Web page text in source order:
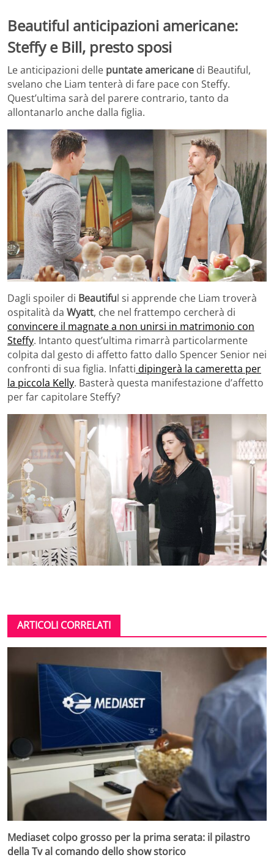
Beautiful anticipazioni americane:
Steffy e Bill, presto sposi
Le anticipazioni delle puntate americane di Beautiful,
svelano che Liam tenterà di fare pace con Steffy.
Quest’ultima sarà del parere contrario, tanto da
allontanarlo anche dalla figlia.
Dagli spoiler di Beautiful si apprende che Liam troverà
ospitalità da Wyatt, che nel frattempo cercherà di
convincere il magnate a non unirsi in matrimonio con
Steffy. Intanto quest’ultima rimarrà particolarmente
colpita dal gesto di affetto fatto dallo Spencer Senior nei
confronti di sua figlia. Infatti dipingerà la cameretta per
la piccola Kelly. Basterà questa manifestazione d’affetto
per far capitolare Steffy?
ARTICOLI CORRELATI
Mediaset colpo grosso per la prima serata: il pilastro
della Tv al comando dello show storico